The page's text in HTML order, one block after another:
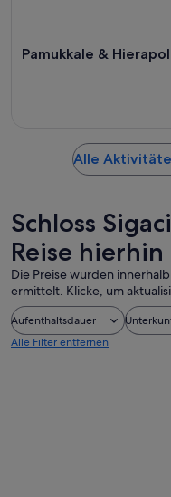
Pamukkale &
Alle
Schloss
Reise hierhin
Die Preise wurden
ermittelt. Klicke, um
Aufenthaltsdauer
Alle Filter entfernen